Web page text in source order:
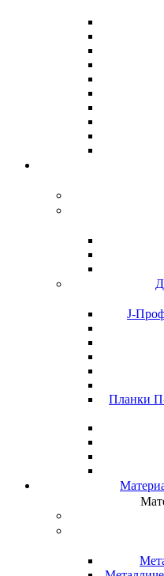
J-
Планки